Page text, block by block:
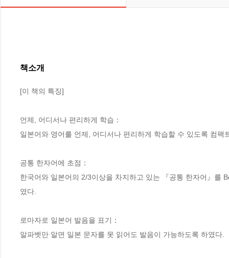
책소개
[이 책의 특징]
언제, 어디서나 편리하게 학습：
일본어와 영어를 언제, 어디서나 편리하게 학습할 수 있도록 컴팩
공통 한자어에 초점：
한국어와 일본어의 2/3이상을 차지하고 있는 『공통 한자어』를
였다.
로마자로 일본어 발음을 표기：
알파벳만 알면 일본 문자를 못 읽어도 발음이 가능하도록 하였다.